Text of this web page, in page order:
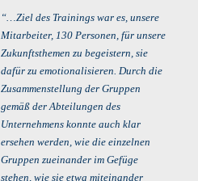
“…Ziel des Trainings war es, unsere
Mitarbeiter, 130 Personen, für unsere
Zukunftsthemen zu begeistern, sie
dafür zu emotionalisieren. Durch die
Zusammenstellung der Gruppen
gemäß der Abteilungen des
Unternehmens konnte auch klar
ersehen werden, wie die einzelnen
Gruppen zueinander im Gefüge
stehen, wie sie etwa miteinander